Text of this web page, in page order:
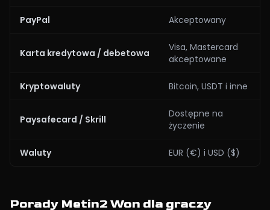
PayPal Akceptowany
Karta kredytowa / debetowa
Visa, Mastercard
akceptowane
Kryptowaluty Bitcoin, USDT i inne
Paysafecard / Skrill
Dostępne na
życzenie
Waluty EUR (€) i USD ($)
Porady Metin2 Won dla graczy